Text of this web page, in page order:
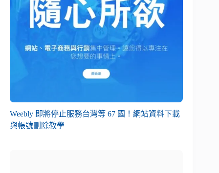
Weebly 即將停止服務台灣等 67 國！網站資料下載
與帳號刪除教學